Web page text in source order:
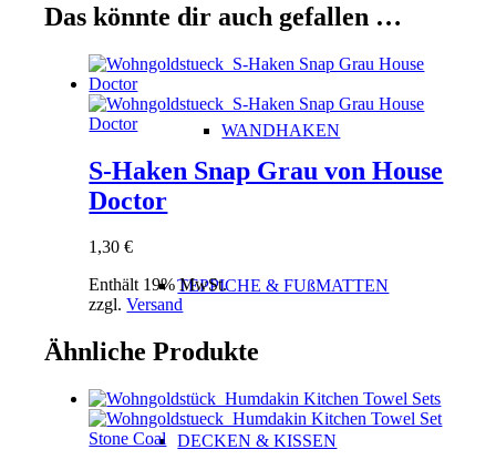
WANDHAKEN
TEPPICHE & FUßMATTEN
DECKEN & KISSEN
Das könnte dir auch gefallen …
S-Haken Snap Grau von House
Doctor
1,30€
Enthält 19% MwSt.
zzgl.Versand
Ähnliche Produkte